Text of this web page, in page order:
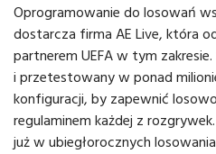
Oprogramowanie do losowań
dostarcza firma AE Live, która
partnerem UEFA w tym
i przetestowany w ponad
konfiguracji, by zapewnić
regulaminem każdej z
już w ubiegłorocznych